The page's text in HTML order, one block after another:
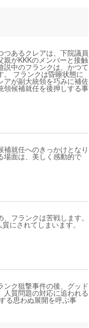
あるクレアは、下院議員
親がKKKのメンバーと接触
説中のフランクは、かつて
。 フランクは昏睡状態に
アが副大統領を巧みに補佐
領候補就任を後押しする事
就任へのきっかけとなり
場面は、美しく感動的で
フランクは苦戦します。
にされてしまいます。
ク狙撃事件の後、グッド
質問題の対応に追われる
る思わぬ展開を呼ぶ事